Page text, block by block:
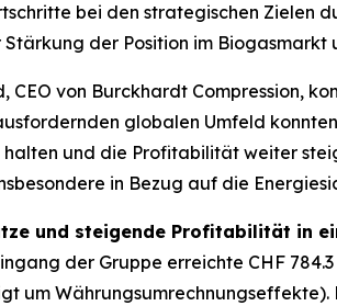
bei den strategischen Zielen
der Position im Biogasmarkt
CEO von Burckhardt Compression,
globalen Umfeld
halten und die Profitabilität weiter
in Bezug auf die
und steigende Profitabilität in
der Gruppe erreichte CHF 784.3
um